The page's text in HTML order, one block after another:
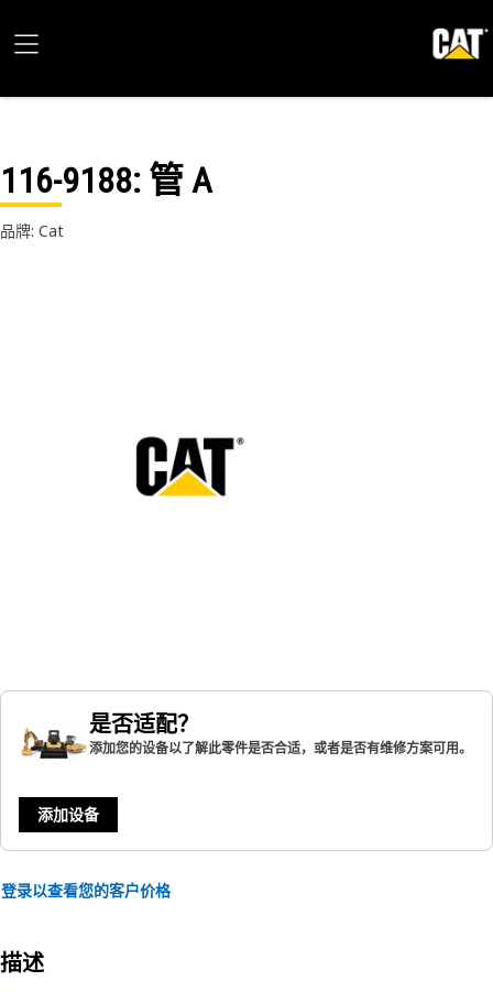
116-9188: 管 A
品牌: Cat
是否适配？
添加您的设备以了解此零件是否合适，或者是否有维修方案可用。
添加设备
登录以查看您的客户价格
描述